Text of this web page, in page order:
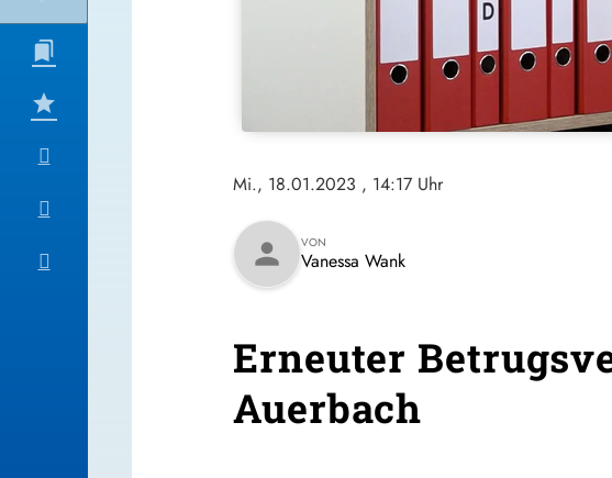
Mi., 18.01.2023 , 14:17 Uhr
person VON
Vanessa Wank
Erneuter
Auerbach